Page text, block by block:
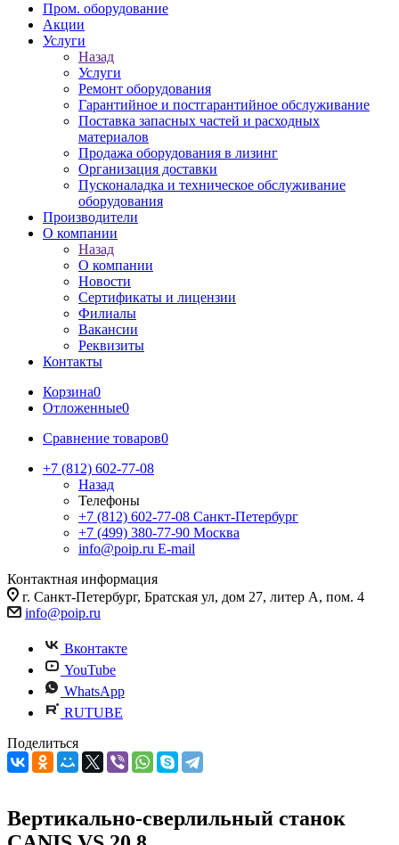
Пром. оборудование
Акции
Услуги
Назад
Услуги
Ремонт оборудования
Гарантийное и постгарантийное обслуживание
Поставка запасных частей и расходных
материалов
Продажа оборудования в лизинг
Организация доставки
Пусконаладка и техническое обслуживание
оборудования
Производители
О компании
Назад
О компании
Новости
Сертификаты и лицензии
Филиалы
Вакансии
Реквизиты
Контакты
Корзина0
Отложенные0
Сравнение товаров0
+7 (812) 602-77-08
Назад
Телефоны
+7 (812) 602-77-08 Санкт-Петербург
+7 (499) 380-77-90 Москва
info@poip.ru E-mail
Контактная информация
г. Санкт-Петербург, Братская ул, дом 27, литер А, пом. 4
info@poip.ru
Вконтакте
YouTube
WhatsApp
RUTUBE
Поделиться
Вертикально-сверлильный станок